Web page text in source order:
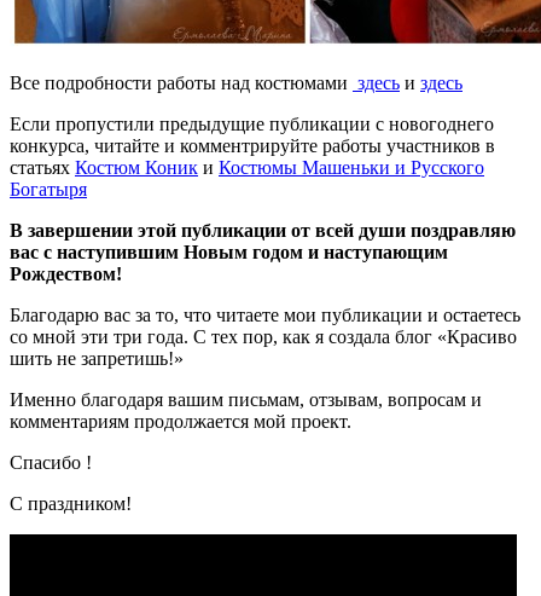
Все подробности работы над костюмами здесь и здесь
Если пропустили предыдущие публикации с новогоднего
конкурса, читайте и комментрируйте работы участников в
статьях Костюм Коник и Костюмы Машеньки и Русского
Богатыря
В завершении этой публикации от всей души поздравляю
вас с наступившим Новым годом и наступающим
Рождеством!
Благодарю вас за то, что читаете мои публикации и остаетесь
со мной эти три года. С тех пор, как я создала блог «Красиво
шить не запретишь!»
Именно благодаря вашим письмам, отзывам, вопросам и
комментариям продолжается мой проект.
Спасибо !
С праздником!